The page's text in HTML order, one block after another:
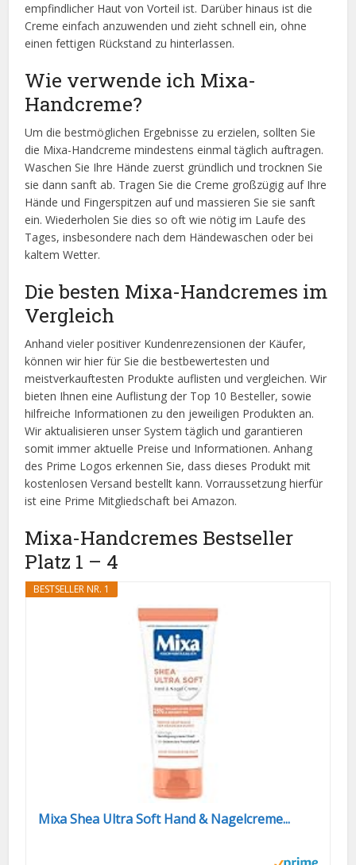
empfindlicher Haut von Vorteil ist. Darüber hinaus ist die
Creme einfach anzuwenden und zieht schnell ein, ohne
einen fettigen Rückstand zu hinterlassen.
Wie verwende ich Mixa-
Handcreme?
Um die bestmöglichen Ergebnisse zu erzielen, sollten Sie
die Mixa-Handcreme mindestens einmal täglich auftragen.
Waschen Sie Ihre Hände zuerst gründlich und trocknen Sie
sie dann sanft ab. Tragen Sie die Creme großzügig auf Ihre
Hände und Fingerspitzen auf und massieren Sie sie sanft
ein. Wiederholen Sie dies so oft wie nötig im Laufe des
Tages, insbesondere nach dem Händewaschen oder bei
kaltem Wetter.
Die besten Mixa-Handcremes im
Vergleich
Anhand vieler positiver Kundenrezensionen der Käufer,
können wir hier für Sie die bestbewertesten und
meistverkauftesten Produkte auflisten und vergleichen. Wir
bieten Ihnen eine Auflistung der Top 10 Besteller, sowie
hilfreiche Informationen zu den jeweiligen Produkten an.
Wir aktualisieren unser System täglich und garantieren
somit immer aktuelle Preise und Informationen. Anhang
des Prime Logos erkennen Sie, dass dieses Produkt mit
kostenlosen Versand bestellt kann. Vorraussetzung hierfür
ist eine Prime Mitgliedschaft bei Amazon.
Mixa-Handcremes Bestseller
Platz 1 – 4
BESTSELLER NR. 1
Mixa Shea Ultra Soft Hand & Nagelcreme...